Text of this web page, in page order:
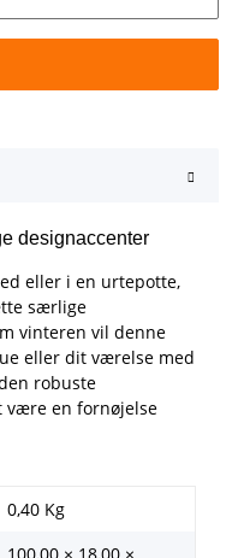
designaccenter
eller i en urtepotte,
særlige
vinteren vil denne
eller dit værelse med
robuste
være en fornøjelse
0,40 Kg